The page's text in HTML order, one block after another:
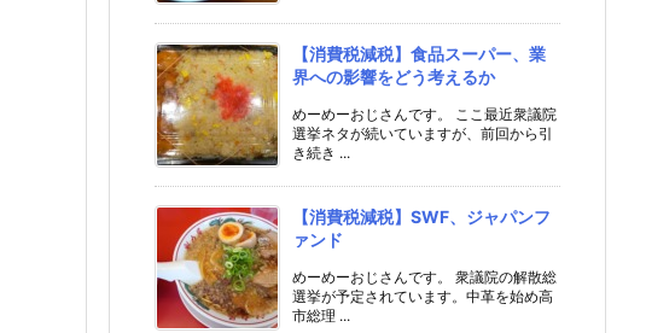
【消費税減税】食品スーパー、業
界への影響をどう考えるか
めーめーおじさんです。 ここ最近衆議院
選挙ネタが続いていますが、前回から引
き続き ...
【消費税減税】SWF、ジャパンフ
ァンド
めーめーおじさんです。 衆議院の解散総
選挙が予定されています。中革を始め高
市総理 ...